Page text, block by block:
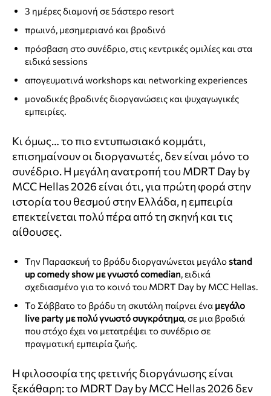
τ
3 ημέρες διαμονή σε 5άστερο resort
πρωινό, μεσημεριανό και βραδινό
πρόσβαση στο συνέδριο, στις κεντρικές ομιλίες και στα
ειδικά sessions
απογευματινά workshops και networking experiences
μοναδικές βραδινές διοργανώσεις και ψυχαγωγικές
εμπειρίες.
Κι όμως… το πιο εντυπωσιακό κομμάτι,
επισημαίνουν οι διοργανωτές, δεν είναι μόνο το
συνέδριο. Η μεγάλη ανατροπή του MDRT Day by
MCC Hellas 2026 είναι ότι, για πρώτη φορά στην
ιστορία του θεσμού στην Ελλάδα, η εμπειρία
επεκτείνεται πολύ πέρα από τη σκηνή και τις
αίθουσες.
Την Παρασκευή το βράδυ διοργανώνεται μεγάλο stand
up comedy show με γνωστό comedian, ειδικά
σχεδιασμένο για το κοινό του MDRT Day by MCC Hellas.
Το Σάββατο το βράδυ τη σκυτάλη παίρνει ένα μεγάλο
live party με πολύ γνωστό συγκρότημα, σε μια βραδιά
που στόχο έχει να μετατρέψει το συνέδριο σε
πραγματική εμπειρία ζωής.
Η φιλοσοφία της φετινής διοργάνωσης είναι
ξεκάθαρη: το MDRT Day by MCC Hellas 2026 δεν